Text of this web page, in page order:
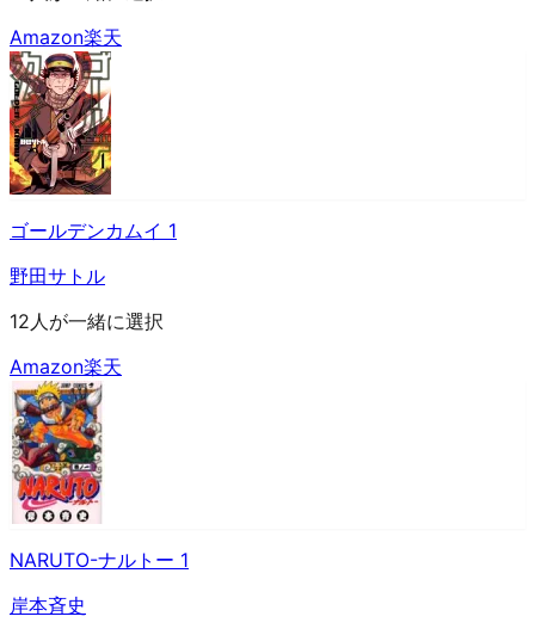
Amazon楽天
ゴールデンカムイ 1
野田サトル
12人が一緒に選択
Amazon楽天
NARUTO-ナルトー 1
岸本斉史